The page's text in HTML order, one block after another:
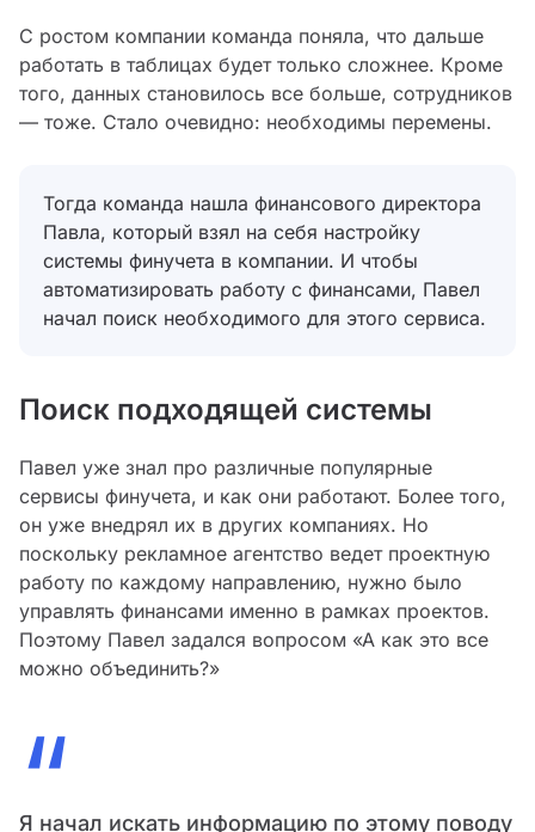
С ростом компании команда поняла, что дальше
работать в таблицах будет только сложнее. Кроме
того, данных становилось все больше, сотрудников
— тоже. Стало очевидно: необходимы перемены.
Тогда команда нашла финансового директора
Павла, который взял на себя настройку
системы финучета в компании. И чтобы
автоматизировать работу с финансами, Павел
начал поиск необходимого для этого сервиса.
Поиск подходящей системы
Павел уже знал про различные популярные
сервисы финучета, и как они работают. Более того,
он уже внедрял их в других компаниях. Но
поскольку рекламное агентство ведет проектную
работу по каждому направлению, нужно было
управлять финансами именно в рамках проектов.
Поэтому Павел задался вопросом «А как это все
можно объединить?»
“
Я начал искать информацию по этому поводу